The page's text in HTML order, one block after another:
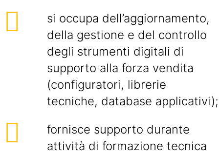
si occupa dell’aggiornamento,
della gestione e del controllo
degli strumenti digitali di
supporto alla forza vendita
(configuratori, librerie
tecniche, database applicativi);
fornisce supporto durante
attività di formazione tecnica